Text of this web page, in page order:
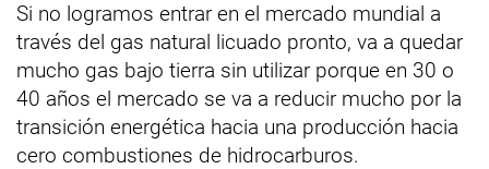
Si no logramos entrar en el mercado mundial a
través del gas natural licuado pronto, va a quedar
mucho gas bajo tierra sin utilizar porque en 30 o
40 años el mercado se va a reducir mucho por la
transición energética hacia una producción hacia
cero combustiones de hidrocarburos.